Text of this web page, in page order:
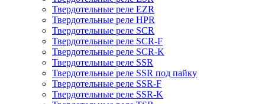
Твердотельные реле EZR
Твердотельные реле HPR
Твердотельные реле SCR
Твердотельные реле SCR-F
Твердотельные реле SCR-K
Твердотельные реле SSR
Твердотельные реле SSR под пайку
Твердотельные реле SSR-F
Твердотельные реле SSR-K